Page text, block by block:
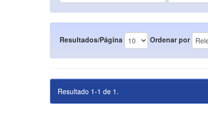
Resultados/Página Ordenar por
Resultado 1-1 de 1.